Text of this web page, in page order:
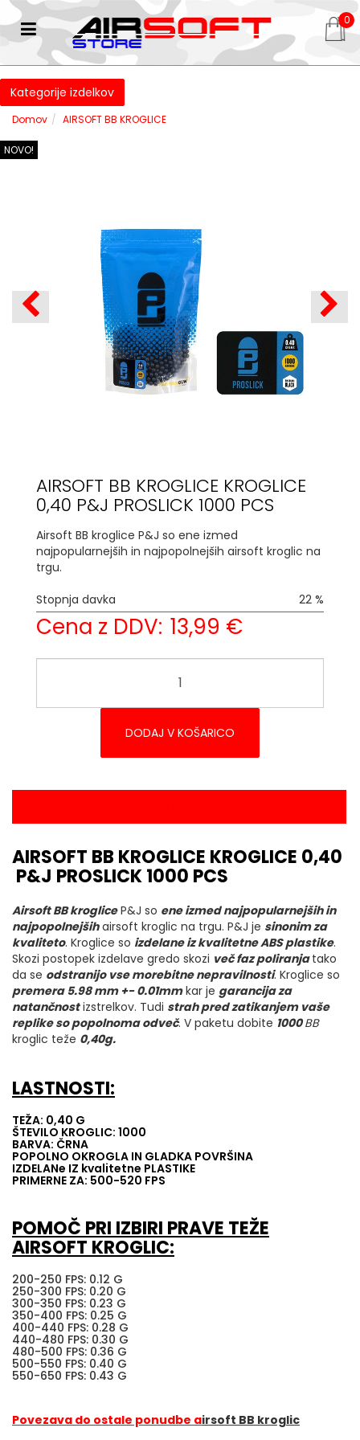
0
Kategorije izdelkov
Domov AIRSOFT BB KROGLICE
NOVO!
AIRSOFT BB KROGLICE KROGLICE
0,40 P&J PROSLICK 1000 PCS
Airsoft BB kroglice P&J so ene izmed
najpopularnejših in najpopolnejših airsoft kroglic na
trgu.
Stopnja davka
22 %
Cena z DDV: 13,99 €
DODAJ V KOŠARICO
AIRSOFT BB KROGLICE KROGLICE 0,40
P&J PROSLICK 1000 PCS
Airsoft BB krogliceP&J so ene izmed najpopularnejših in
najpopolnejšihairsoft kroglic na trgu. P&J je sinonim za
kvaliteto. Kroglice so izdelane iz kvalitetne ABS plastike.
Skozi postopek izdelave gredo skozi več faz poliranjatako
da se odstranijo vse morebitne nepravilnosti. Kroglice so
premera 5.98 mm +- 0.01mmkar je garancija za
natančnostizstrelkov. Tudi strah pred zatikanjem vaše
replike so popolnoma odveč. V paketu dobite 1000BB
kroglic teže 0,40g.
LASTNOSTI:
TEŽA: 0,40 G
ŠTEVILO KROGLIC: 1000
BARVA: ČRNA
POPOLNO OKROGLA IN GLADKA POVRŠINA
IZDELANe IZ kvalitetne PLASTIKE
PRIMERNE ZA: 500-520 FPS
POMOČ PRI IZBIRI PRAVE TEŽE
AIRSOFT KROGLIC:
200-250 FPS: 0.12 G
250-300 FPS: 0.20 G
300-350 FPS: 0.23 G
350-400 FPS: 0.25 G
400-440 FPS: 0.28 G
440-480 FPS: 0.30 G
480-500 FPS: 0.36 G
500-550 FPS: 0.40 G
550-650 FPS: 0.43 G
Povezava do ostale ponudbe airsoft BB kroglic